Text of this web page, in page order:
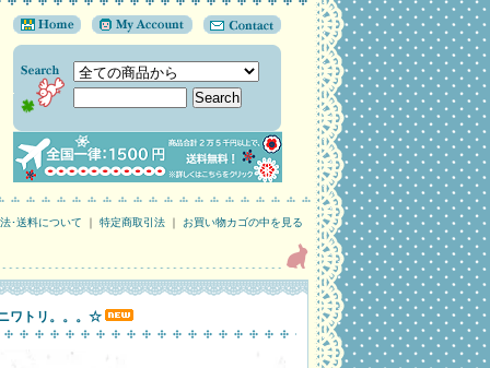
･送料について ｜ 特定商取引法 ｜ お買い物カゴの中を見る
ワトリ。。。☆